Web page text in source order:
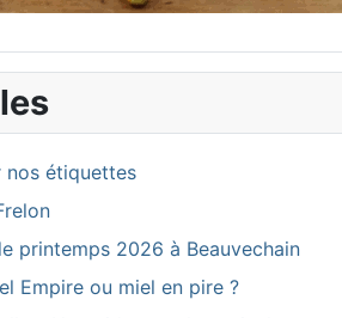
nos étiquettes
printemps 2026 à Beauvechain
Empire ou miel en pire ?